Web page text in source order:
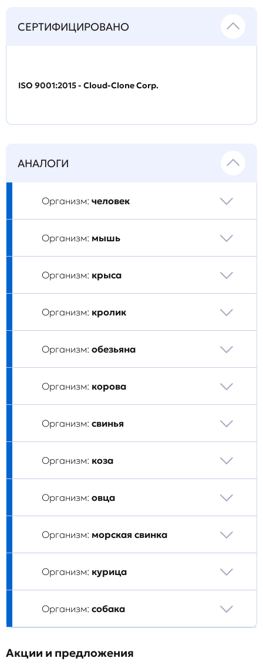
СЕРТИФИЦИРОВАНО
ISO 9001:2015 - Cloud-Clone Corp.
АНАЛОГИ
Организм: человек
Организм: мышь
Организм: крыса
Организм: кролик
Организм: обезьяна
Организм: корова
Организм: свинья
Организм: коза
Организм: овца
Организм: морская свинка
Организм: курица
Организм: собака
Акции и предложения